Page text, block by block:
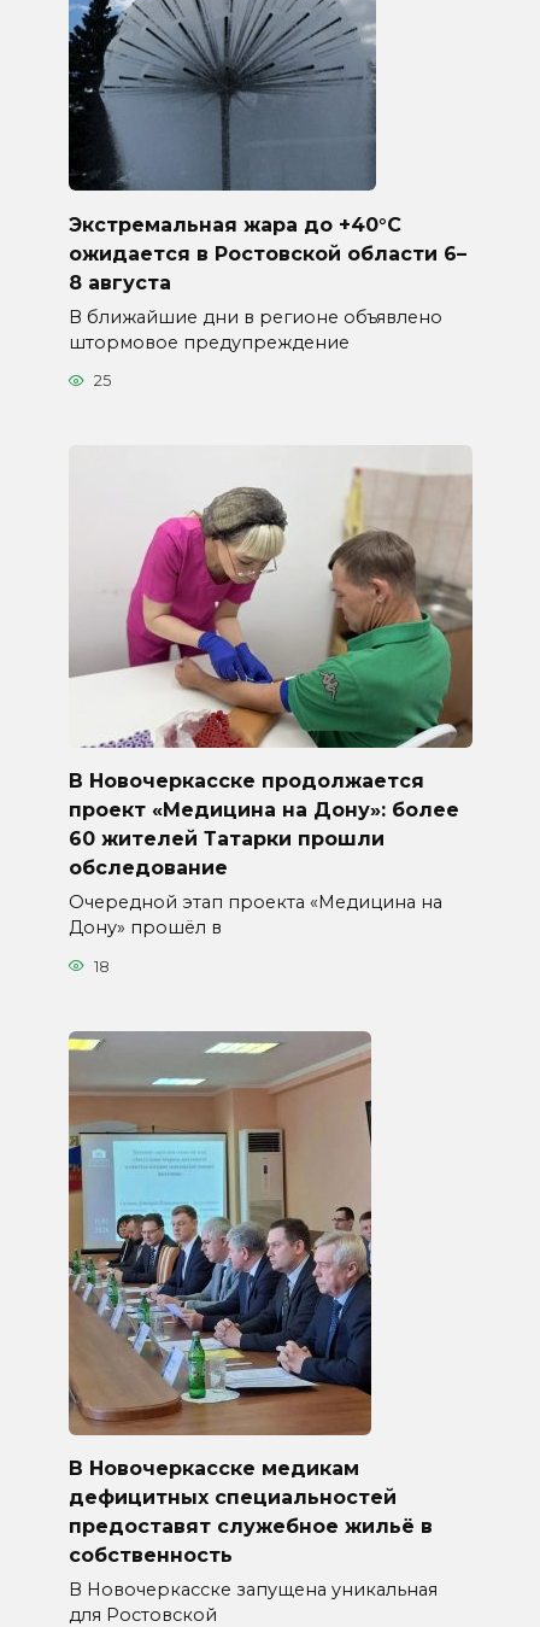
Экстремальная жара до +40°C
ожидается в Ростовской области 6–
8 августа
В ближайшие дни в регионе объявлено
штормовое предупреждение
25
В Новочеркасске продолжается
проект «Медицина на Дону»: более
60 жителей Татарки прошли
обследование
Очередной этап проекта «Медицина на
Дону» прошёл в
18
В Новочеркасске медикам
дефицитных специальностей
предоставят служебное жильё в
собственность
В Новочеркасске запущена уникальная
для Ростовской